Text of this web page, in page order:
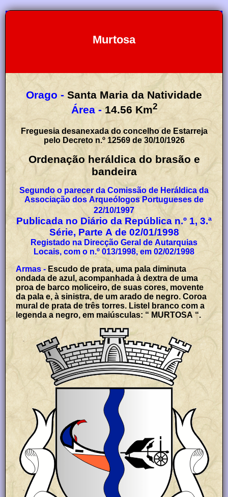
Murtosa
Orago - Santa Maria da Natividade
Área - 14.56 Km2
Freguesia desanexada do concelho de Estarreja
pelo Decreto n.º 12569 de 30/10/1926
Ordenação heráldica do brasão e
bandeira
Segundo o parecer da Comissão de Heráldica da
Associação dos Arqueólogos Portugueses de
22/10/1997
Publicada no Diário da República n.º 1, 3.ª
Série, Parte A de 02/01/1998
Registado na Direcção Geral de Autarquias
Locais, com o n.º 013/1998, em 02/02/1998
Armas - Escudo de prata, uma pala diminuta
ondada de azul, acompanhada à dextra de uma
proa de barco moliceiro, de suas cores, movente
da pala e, à sinistra, de um arado de negro. Coroa
mural de prata de três torres. Listel branco com a
legenda a negro, em maiúsculas: “ MURTOSA “.